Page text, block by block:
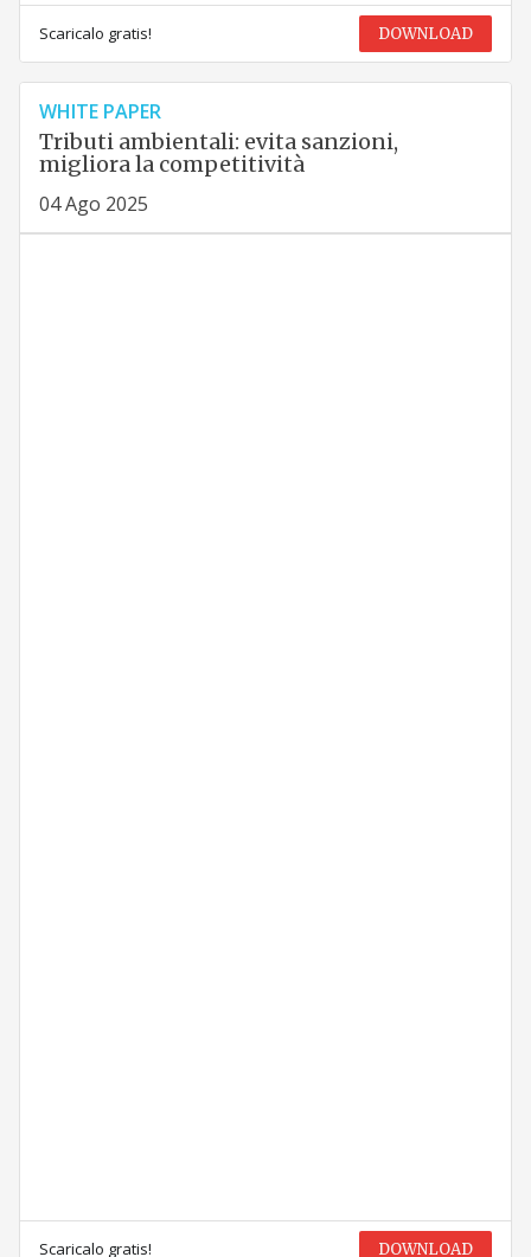
Scaricalo gratis! DOWNLOAD
WHITE PAPER
Tributi ambientali: evita sanzioni,
migliora la competitività
04 Ago 2025
Scaricalo gratis! DOWNLOAD